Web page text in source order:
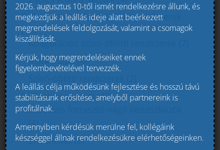
5. Szívó-öblítő és koaguláló rendszerek
(13)
Koagulációs szívó-öblítő rendszerek
Markolatok (4)
6. Elektrosebészet (13)
Bipoláris forrasztó-vágó kézieszközök
(4)
Elektródák (3)
2026. augusztus 10-től ismét rendelkezésre állunk, és
megkezdjük a leállás ideje alatt beérkezett
megrendelések feldolgozását, valamint a csomagok
kiszállítását.
Kérjük, hogy megrendeléseiket ennek
figyelembevételével tervezzék.
A leállás célja működésünk fejlesztése és hosszú távú
stabilitásunk erősítése, amelyből partnereink is
profitálnak.
Amennyiben kérdésük merülne fel, kollégáink
készséggel állnak rendelkezésükre elérhetőségeinken.